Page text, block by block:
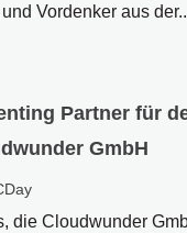
Vordenker aus
Partner für
GmbH
die Cloudwunder